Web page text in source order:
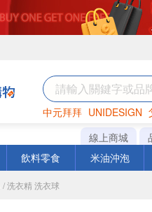
中元拜拜 UNIDESIGN
巧克力 罐頭 衛
線上商城
飲料零食 米油沖泡
/ 洗衣精 洗衣球